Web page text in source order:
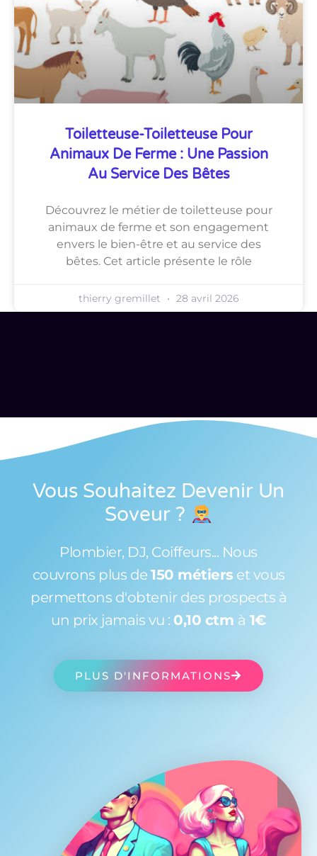
Toiletteuse-Toiletteuse Pour
Animaux De Ferme : Une Passion
Au Service Des Bêtes
Découvrez le métier de toiletteuse pour
animaux de ferme et son engagement
envers le bien-être et au service des
bêtes. Cet article présente le rôle
thierry gremillet 28 avril 2026
Vous Souhaitez Devenir Un
Soveur ?
Plombier, DJ, Coiffeurs... Nous
couvrons plus de 150 métiers et vous
permettons d'obtenir des prospects à
un prix jamais vu : 0,10 ctm à 1€
PLUS D'INFORMATIONS